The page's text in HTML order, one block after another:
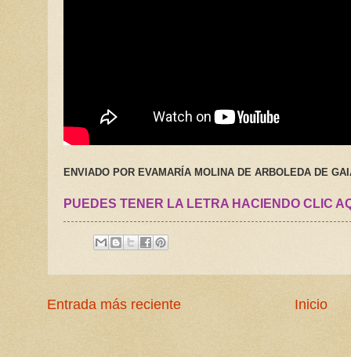
ENVIADO POR EVAMARÍA MOLINA DE ARBOLEDA DE
PUEDES TENER LA LETRA HACIENDO CLIC
Entrada más reciente Inicio